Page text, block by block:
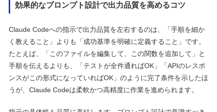
効果的なプロンプト設計で出力品質を高めるコツ
Claude Codeへの指示で出力品質を左右するのは、「手順を細か
く教えること」よりも「成功基準を明確に定義すること」です。
たとえば、「このファイルを編集して、この関数を追加して」と
手順を伝えるよりも、「テストが全件通ればOK」「APIのレスポ
ンスがこの形式になっていればOK」のように完了条件を示したほ
うが、Claude Codeは柔軟かつ高精度に作業を進められます。